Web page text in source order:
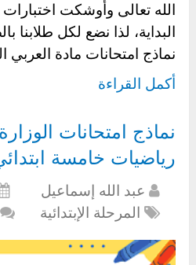
الله تعالى وأوشكت
البداية، لذا نضع لكل طلابنا
نماذج امتحانات مادة العربي
أكمل القراءة
نماذج امتحانات
رياضيات خامسة ابتدائي 2022
عبد الله إسماعيل
المرحلة الإبتدائية